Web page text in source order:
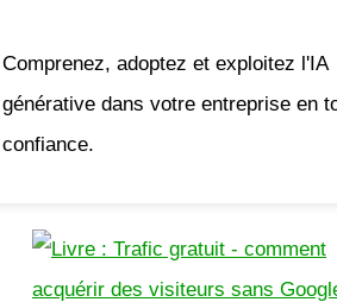
Comprenez, adoptez et exploitez l'IA
générative dans votre entreprise en
confiance.